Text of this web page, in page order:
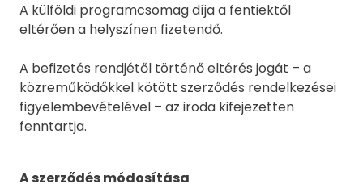
A külföldi programcsomag díja a fentiektől
eltérően a helyszínen fizetendő.
A befizetés rendjétől történő eltérés jogát – a
közreműködőkkel kötött szerződés rendelkezései
figyelembevételével – az iroda kifejezetten
fenntartja.
A szerződés módosítása